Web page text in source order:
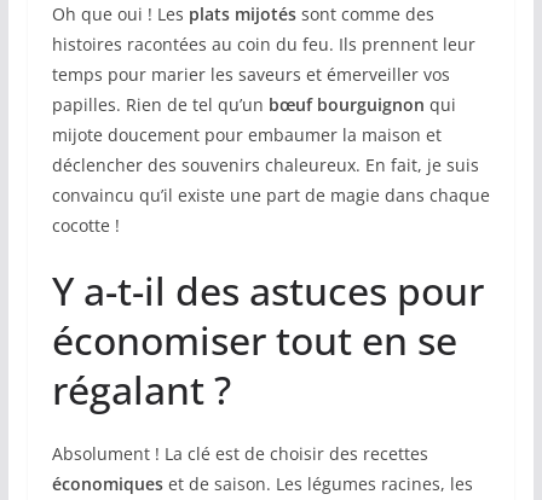
Oh que oui ! Les plats mijotéssont comme des
histoires racontées au coin du feu. Ils prennent leur
temps pour marier les saveurs et émerveiller vos
papilles. Rien de tel qu’un bœuf bourguignon qui
mijote doucement pour embaumer la maison et
déclencher des souvenirs chaleureux. En fait, je suis
convaincu qu’il existe une part de magie dans chaque
cocotte !
Y a-t-il des astuces pour
économiser tout en se
régalant ?
Absolument ! La clé est de choisir des recettes
économiqueset de saison. Les légumes racines, les